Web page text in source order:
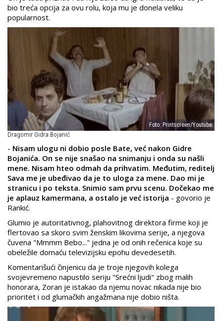
bio treća opcija za ovu rolu, koja mu je donela veliku
popularnost.
Foto: Printscreen/Youtube
Dragomir Gidra Bojanić
- Nisam ulogu ni dobio posle Bate, već nakon Gidre
Bojanića. On se nije snašao na snimanju i onda su našli
mene. Nisam hteo odmah da prihvatim. Međutim, reditelj
Sava me je ubeđivao da je to uloga za mene. Dao mi je
stranicu i po teksta. Snimio sam prvu scenu. Dočekao me
je aplauz kamermana, a ostalo je već istorija - govorio je
Rankić.
Glumio je autoritativnog, plahovitnog direktora firme koji je
flertovao sa skoro svim ženskim likovima serije, a njegova
čuvena "Mmmm Bebo..." jedna je od onih rečenica koje su
obeležile domaću televizijsku epohu devedesetih.
Komentarišući činjenicu da je troje njegovih kolega
svojevremeno napustilo seriju "Srećni ljudi" zbog malih
honorara, Zoran je istakao da njemu novac nikada nije bio
prioritet i od glumačkih angažmana nije dobio ništa.